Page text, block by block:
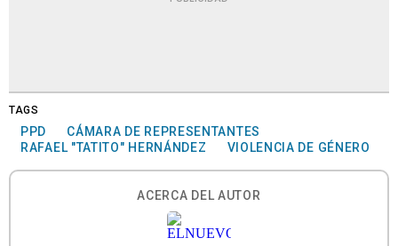
TAGS
PPD
CÁMARA DE REPRESENTANTES
RAFAEL "TATITO" HERNÁNDEZ
VIOLENCIA DE GÉNERO
ACERCA DEL AUTOR